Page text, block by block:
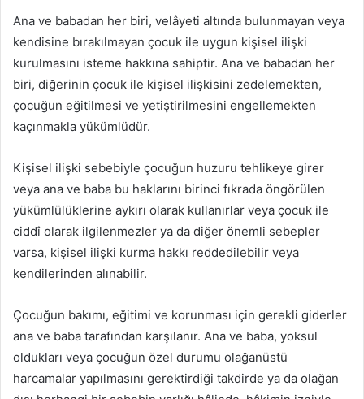
Ana ve babadan her biri, velâyeti altında bulunmayan veya
kendisine bırakılmayan çocuk ile uygun kişisel ilişki
kurulmasını isteme hakkına sahiptir. Ana ve babadan her
biri, diğerinin çocuk ile kişisel ilişkisini zedelemekten,
çocuğun eğitilmesi ve yetiştirilmesini engellemekten
kaçınmakla yükümlüdür.
Kişisel ilişki sebebiyle çocuğun huzuru tehlikeye girer
veya ana ve baba bu haklarını birinci fıkrada öngörülen
yükümlülüklerine aykırı olarak kullanırlar veya çocuk ile
ciddî olarak ilgilenmezler ya da diğer önemli sebepler
varsa, kişisel ilişki kurma hakkı reddedilebilir veya
kendilerinden alınabilir.
Çocuğun bakımı, eğitimi ve korunması için gerekli giderler
ana ve baba tarafından karşılanır. Ana ve baba, yoksul
oldukları veya çocuğun özel durumu olağanüstü
harcamalar yapılmasını gerektirdiği takdirde ya da olağan